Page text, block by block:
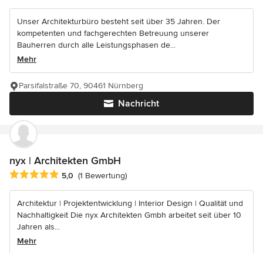
Unser Architekturbüro besteht seit über 35 Jahren. Der
kompetenten und fachgerechten Betreuung unserer
Bauherren durch alle Leistungsphasen de...
Mehr
Nachricht
Parsifalstraße 70, 90461 Nürnberg
nyx | Architekten GmbH
Durchschnittliche Bewertung: 5 von 5 Sternen
5,0 (1 Bewertung)
Architektur | Projektentwicklung | Interior Design | Qualität und
Nachhaltigkeit Die nyx Architekten Gmbh arbeitet seit über 10
Jahren als...
Mehr